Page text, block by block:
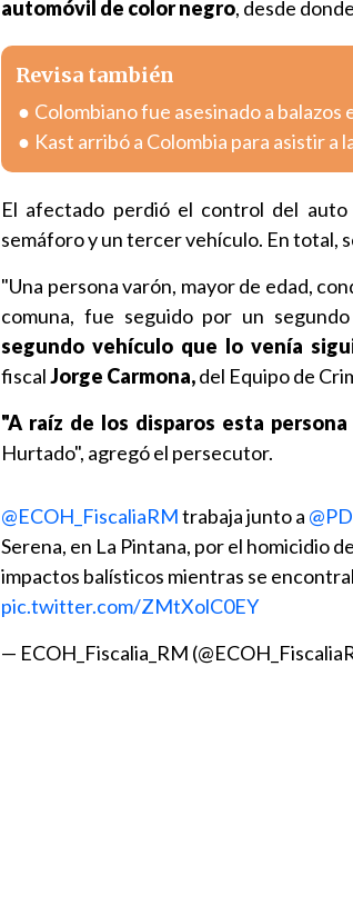
automóvil de color negro, desde
Revisa también
Colombiano fue asesinado a balazos
Kast arribó a Colombia para asistir a
El afectado perdió el control del
semáforo y un tercer vehículo. En total,
"Una persona varón, mayor de edad,
comuna, fue seguido por un
segundo vehículo que lo venía
fiscalJorge Carmona,del Equipo de
"A raíz de los disparos esta
Hurtado", agregó el persecutor.
@ECOH_FiscaliaRMtrabaja junto a
Serena, en La Pintana, por el homicidio
impactos balísticos mientras se
pic.twitter.com/ZMtXolC0EY
— ECOH_Fiscalia_RM